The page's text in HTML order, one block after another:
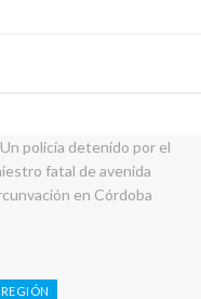
REGIÓN